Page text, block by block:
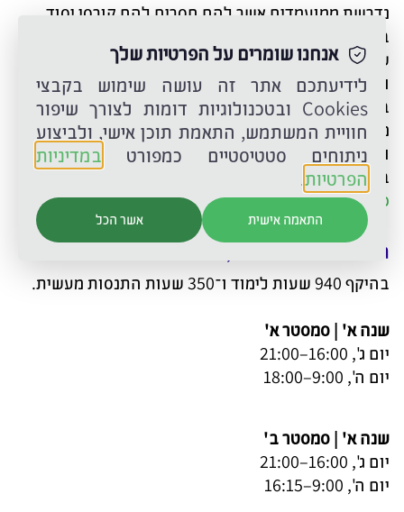
נדרשת ממועמדים אשר להם חסרים להם קורסי יסוד
בפסיכולוגיה בלבד.
שנת מבואות זו כוללת את קורסי היסוד בפסיכולוגיה
ומטרתה היא הכרת הגישות והתחומים השונים
בפסיכולוגיה ובפסיכותרפיה. בשנה זו יילמדו הקורסים:
מבוא לפסיכולוגיה, פסיכופתולוגיה, תיאוריות אישיות
ופסיכולוגיה התפתחותית. קורסים אלה מוצעים
בסמסטרים, סתיו, אביב או קיץ. לפרטים והרשמהלחצו
כאן.
תוכנית תלת־שנתית, שנים א'–ג'
בהיקף 940 שעות לימוד ו־350 שעות התנסות מעשית
.
שנה א' | סמסטר א'
יום ג', 16:00–21:00
יום ה', 9:00–18:00
שנה א' | סמסטר ב'
יום ג', 16:00
–
21:00
יום ה', 9:00–16:15
אנחנו שומרים על הפרטיות שלך
לידיעתכם אתר זה עושה שימוש בקבצי
Cookies ובטכנולוגיות דומות לצורך שיפור
חוויית המשתמש, התאמת תוכן אישי, ולביצוע
ניתוחים סטטיסטיים כמפורט במדיניות
הפרטיות.
אשר הכל התאמה אישית